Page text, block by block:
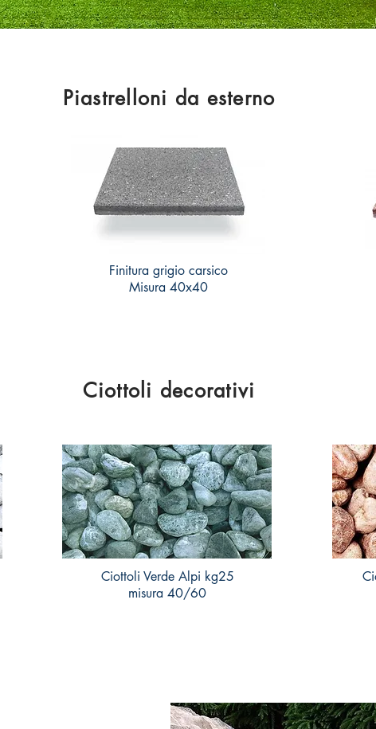
Piastrelloni da esterno
Finitura grigio carsico
Misura 40x40
Ciottoli decorativi
Ciottoli Verde Alpi kg25
misura 40/60